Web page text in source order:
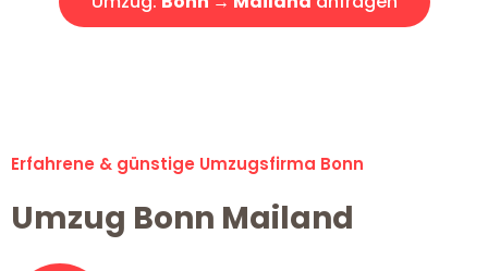
Erfahrene & günstige Umzugsfirma Bonn
Umzug Bonn Mailand